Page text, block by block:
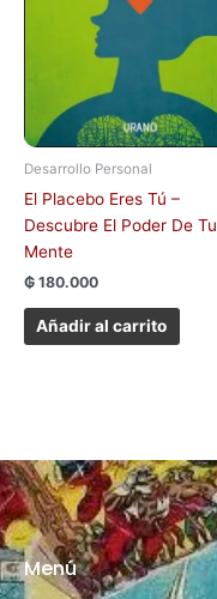
Desarrollo Personal
El Placebo Eres Tú –
Descubre El Poder De Tu
Mente
₲ 180.000
Añadir al carrito
Menú